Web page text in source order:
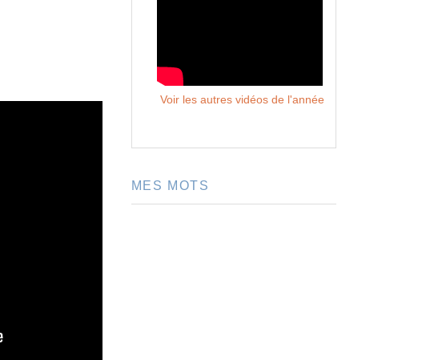
Voir les autres vidéos de l'année
MES MOTS